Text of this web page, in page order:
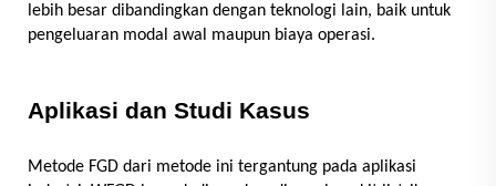
lebih besar dibandingkan dengan teknologi lain, baik untuk
pengeluaran modal awal maupun biaya operasi.
Aplikasi dan Studi Kasus
Metode FGD dari metode ini tergantung pada aplikasi